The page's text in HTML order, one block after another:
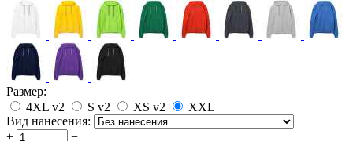
Размер:
4XL v2
S v2 XS v2
XXL
Вид нанесения:
+
−